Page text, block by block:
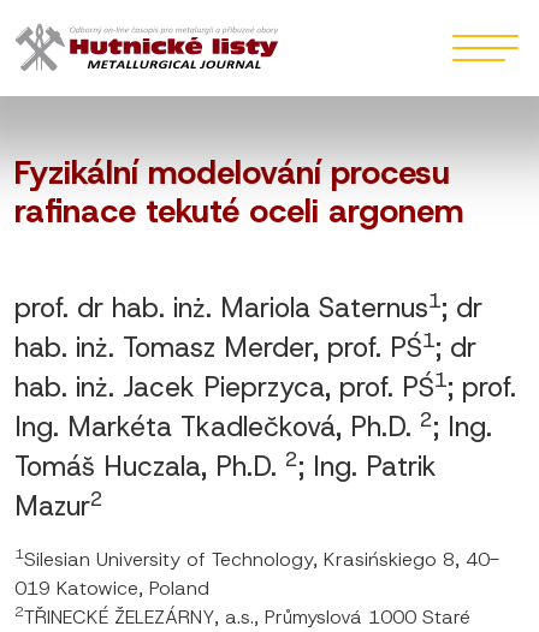
Fyzikální modelování procesu
rafinace tekuté oceli argonem
prof. dr hab. inż. Mariola Saternus1; dr
hab. inż. Tomasz Merder, prof. PŚ1; dr
hab. inż. Jacek Pieprzyca, prof. PŚ1; prof.
Ing. Markéta Tkadlečková, Ph.D. 2; Ing.
Tomáš Huczala, Ph.D. 2; Ing. Patrik
Mazur2
1Silesian University of Technology, Krasińskiego 8, 40-
019 Katowice, Poland
2TŘINECKÉ ŽELEZÁRNY, a.s., Průmyslová 1000 Staré